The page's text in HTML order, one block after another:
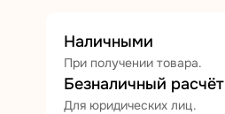
Наличными
При получении товара.
Безналичный расчёт
Для юридических лиц.